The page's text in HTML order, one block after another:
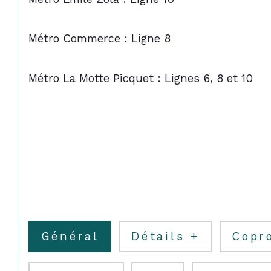
Métro Commerce : Ligne 8
Métro La Motte Picquet : Lignes 6, 8 et 10
Général Détails +